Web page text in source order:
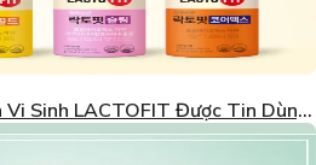
Vi Sinh LACTOFIT Được Tin Dùng
Hàn Quốc